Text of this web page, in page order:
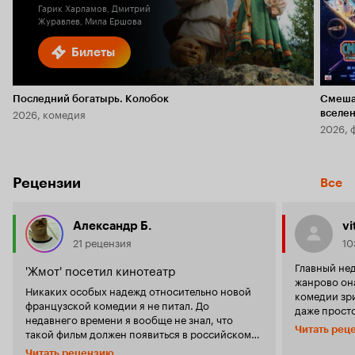
Билеты
Гарик Харламов, Дмитрий
Журавлев, Мила Ершова
Последний богатырь. Колобок
2026, комедия
2026,
Рецензии Все
Александр Б.
21 рецензия
'Жмот' посетил кинотеатр
Никаких особых надежд относительно новой
французской комедии я не питал. До
недавнего времени я вообще не знал, что
такой фильм должен появиться в российском
прокате. Однако, волей случая оказался на
Главный
жанрово
комедии
даже
та самая
которая
Читать